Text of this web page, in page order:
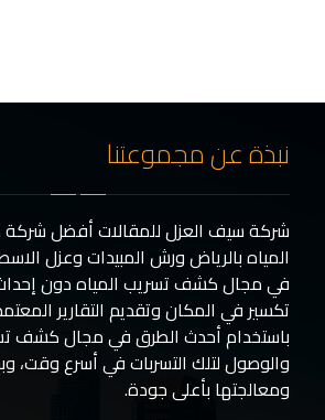
نبذة عن مجموعتنا
شركة سيف العزل للمقالات أفضل
المياه بالرياض ورش المبيدات وعزل
في مجال كشف تسريب المياه دون
تكسير في المكان وتقديم التقارير
باستخدام أحدث الطرق في مجال كشف
والوصول لتلك التسربات في أسرع وقت،
ومعالجتها بأعلى جودة.